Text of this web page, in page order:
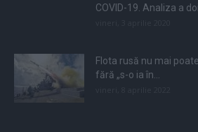
COVID-19. Analiza a
Flota rusă nu mai
fără „s-o ia în...